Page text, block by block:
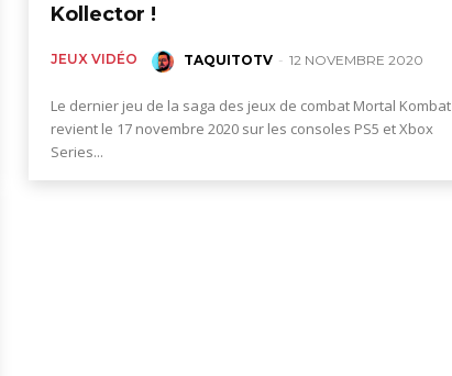
Kollector !
JEUX VIDÉO TAQUITOTV - 12 NOVEMBRE 2020
Le dernier jeu de la saga des jeux de combat Mortal Kombat
revient le 17 novembre 2020 sur les consoles PS5 et Xbox
Series...